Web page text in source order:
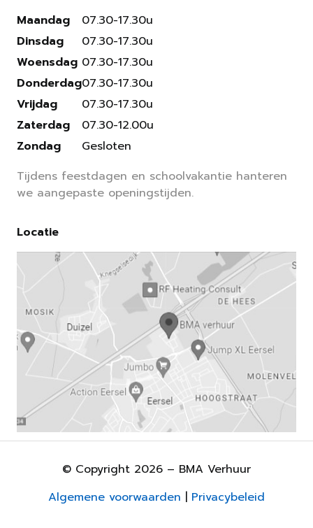
Maandag
Dinsdag
Woensdag
Donderdag
Vrijdag
Zaterdag
Zondag
07.30-17.30u
07.30-17.30u
07.30-17.30u
07.30-17.30u
07.30-17.30u
07.30-12.00u
Gesloten
Tijdens feestdagen en schoolvakantie hanteren
we aangepaste openingstijden.
Locatie
© Copyright 2026 – BMA Verhuur
Algemene voorwaarden
Privacybeleid